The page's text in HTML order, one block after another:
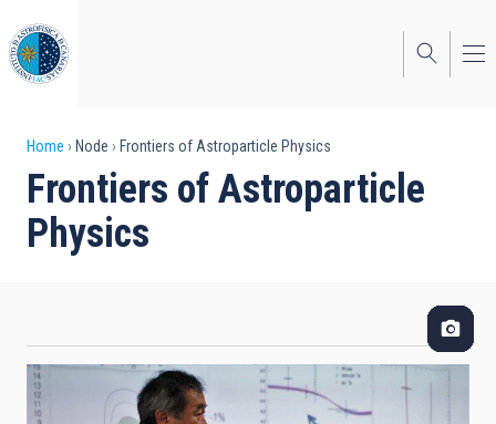
to
main
content
Breadcrumb
Home Node Frontiers of Astroparticle Physics
Frontiers of Astroparticle
Physics